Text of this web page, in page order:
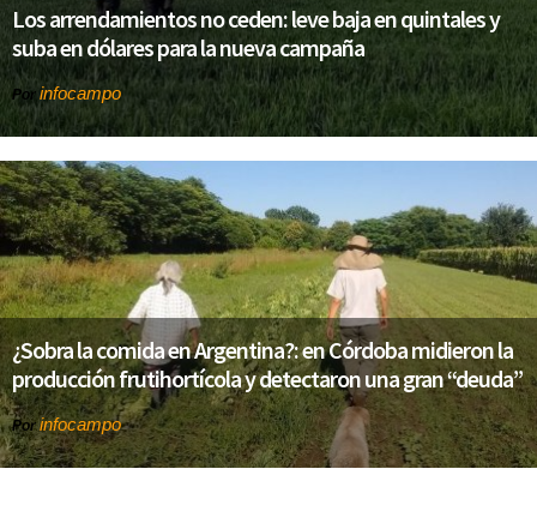
Los arrendamientos no ceden: leve baja en quintales y
suba en dólares para la nueva campaña
Por infocampo
¿Sobra la comida en Argentina?: en Córdoba midieron la
producción frutihortícola y detectaron una gran “deuda”
Porinfocampo